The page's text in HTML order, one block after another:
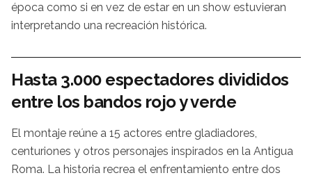
época como si en vez de estar en un show estuvieran
interpretando una recreación histórica.
Hasta 3.000 espectadores divididos
entre los bandos rojo y verde
El montaje reúne a 15 actores entre gladiadores,
centuriones y otros personajes inspirados en la Antigua
Roma. La historia recrea el enfrentamiento entre dos